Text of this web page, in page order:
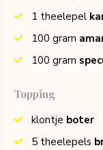
1 theelepel
100 gram
100 gram
Topping
klontje boter
5 theelepels